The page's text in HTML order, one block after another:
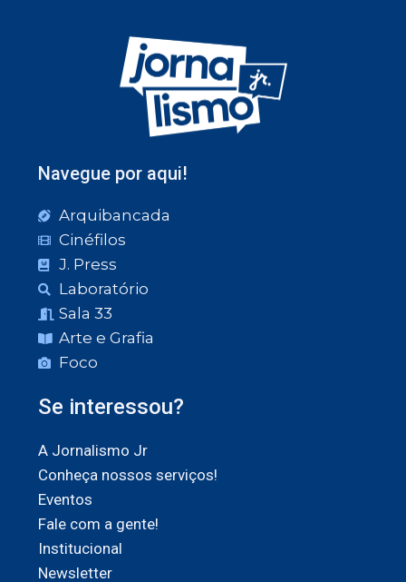
Navegue por aqui!
Arquibancada
Cinéfilos
J. Press
Laboratório
Sala 33
Arte e Grafia
Foco
Se interessou?
A Jornalismo Jr
Conheça nossos serviços!
Eventos
Fale com a gente!
Institucional
Newsletter